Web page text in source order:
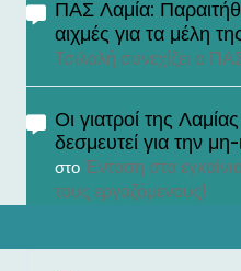
ΠΑΣ Λαμία:
αιχμές για τα μέλη
Τσιλαλή συνεχίζει ο
Οι γιατροί της
δεσμευτεί για την
στο Ένταση στα
τους εργαζόμενους!